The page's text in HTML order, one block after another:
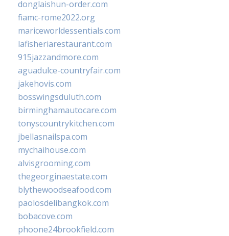
donglaishun-order.com
fiamc-rome2022.org
mariceworldessentials.com
lafisheriarestaurant.com
915jazzandmore.com
aguadulce-countryfair.com
jakehovis.com
bosswingsduluth.com
birminghamautocare.com
tonyscountrykitchen.com
jbellasnailspa.com
mychaihouse.com
alvisgrooming.com
thegeorginaestate.com
blythewoodseafood.com
paolosdelibangkok.com
bobacove.com
phoone24brookfield.com